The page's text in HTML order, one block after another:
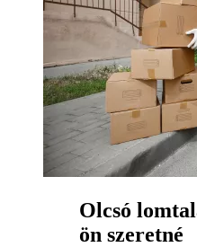
Olcsó
ön szeretné